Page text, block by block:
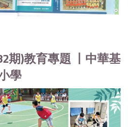
期)教育專題 丨中華基
學